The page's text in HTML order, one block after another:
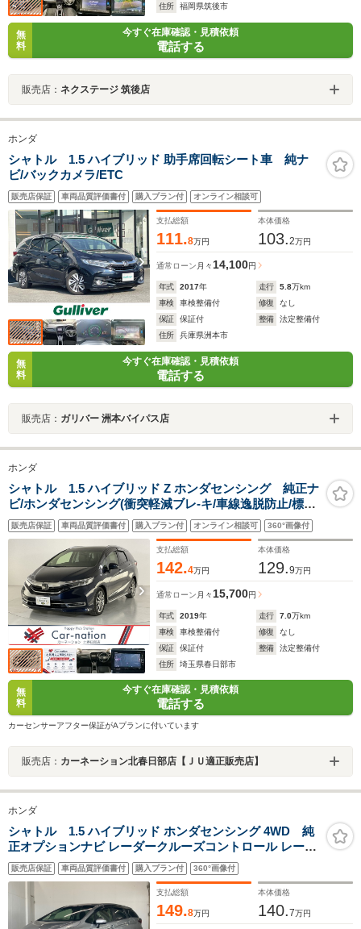
住所
福岡県筑後市
無
料
今すぐ在庫確認・見積依頼
電話する
販売店： ネクステージ 筑後店
ホンダ
シャトル 1.5 ハイブリッド 助手席回転シート車 純ナ
ビ/バックカメラ/ETC
販売店保証 車両品質評価書付 購入プラン付 オンライン相談可
支払総額
111.8万円
本体価格
103.2万円
通常ローン 月々 14,100円
年式 2017年 走行 5.8万km
車検
車検整備付 修復
なし
保証
保証付 整備
法定整備付
住所
兵庫県洲本市
無
料
今すぐ在庫確認・見積依頼
電話する
販売店： ガリバー 洲本バイパス店
ホンダ
シャトル 1.5 ハイブリッド Z ホンダセンシング 純正ナ
ビ/ホンダセンシング(衝突軽減ブレ-キ/車線逸脱防止/標識
認識/先行車発進告知/誤発進抑制/アダプティブクルコン/
オートハイビーム)/LEDライト/シートヒーター/フルセグ
TV/Bluetooth/バックカメラ/ETC
販売店保証 車両品質評価書付 購入プラン付 オンライン相談可 360°画像付
支払総額
142.4万円
本体価格
129.9万円
通常ローン 月々 15,700円
年式 2019年 走行 7.0万km
車検
車検整備付 修復
なし
保証
保証付 整備
法定整備付
住所
埼玉県春日部市
無
料
今すぐ在庫確認・見積依頼
電話する
カーセンサーアフター保証がAプランに付いています
販売店： カーネーション北春日部店【ＪＵ適正販売店】
ホンダ
シャトル 1.5 ハイブリッド ホンダセンシング 4WD 純
正オプションナビ レーダークルーズコントロール レーン
キープ 車線逸脱警報 バックカメラ ワイパーデアイサー
衝突被害軽減ブレーキ 横滑り防止 スマートキー ビルドイ
ンETC Bluetooth
販売店保証 車両品質評価書付 購入プラン付 360°画像付
支払総額
149.8万円
本体価格
140.7万円